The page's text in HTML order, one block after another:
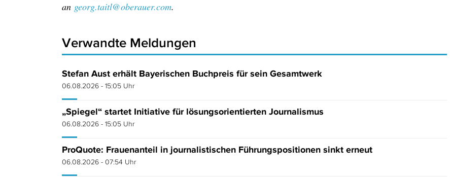
an georg.taitl@oberauer.com.
Verwandte Meldungen
Stefan Aust erhält Bayerischen Buchpreis für sein Gesamtwerk
06.08.2026 - 15:05 Uhr
„Spiegel“ startet Initiative für lösungsorientierten Journalismus
06.08.2026 - 15:05 Uhr
ProQuote: Frauenanteil in journalistischen Führungspositionen sinkt erneut
06.08.2026 - 07:54 Uhr